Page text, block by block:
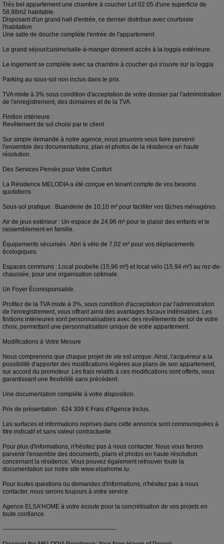
Très bel appartement une chambre à coucher Lot 02.05 d'une superficie de
58,98m2 habitable.
Disposant d'un grand hall d'entrée, ce dernier distribue avec courtoisie
l'habitation.
Une salle de douche complète l'entrée de l'appartement.
Le grand séjour/cuisine/salle-à-manger donnent accès à la loggia extérieure.
Le logement se complète avec sa chambre à coucher qui s'ouvre sur la loggia
Parking au sous-sol non inclus dans le prix.
TVA mixte à 3% sous condition d'acceptation de votre dossier par l'administration
de l'enregistrement, des domaines et de la TVA.
Finition intérieure :
Revêtement de sol choisi par le client
Sur simple demande à notre agence, nous pouvons vous faire parvenir
l'ensemble des documentations, plan et photos de la résidence en haute
résolution.
Des Services Pensés pour Votre Confort
La Résidence MELODIA a été conçue en tenant compte de vos besoins
quotidiens :
Sous-sol pratique : Buanderie de 10,10 m² pour faciliter vos tâches ménagères.
Air de jeux extérieur : Un espace de 24,96 m² pour le plaisir des enfants et le
rassemblement en famille.
Équipements sécurisés : Abri à vélo de 7,02 m² pour vos déplacements
écologiques.
Espaces communs : Local poubelle (15,96 m²) et local vélo (15,94 m²) au rez-de-
chaussée, pour une organisation optimale.
Un Foyer Écoresponsable.
Profitez de la TVA mixte à 3%, sous condition d'acceptation par l'administration
de l'enregistrement, vous offrant ainsi des avantages fiscaux indéniables. Les
finitions intérieures sont personnalisables avec des revêtements de sol de votre
choix, permettant une personnalisation unique de votre appartement.
Modifications à Votre Mesure
Nous comprenons que chaque projet de vie est unique. Ainsi, l'acquéreur a la
possibilité d'apporter des modifications légères aux plans de son appartement,
sur accord du promoteur. Les frais relatifs à ces modifications sont offerts, vous
garantissant une flexibilité sans précédent.
Une documentation complète à votre disposition.
Prix de présentation : 624 309 € Frais d'Agence Inclus.
Les surfaces et informations reprises dans cette annonce sont communiquées à
titre indicatif et sans valeur contractuelle.
Pour plus d'informations, n'hésitez pas à nous contacter. Nous vous ferons
parvenir l'ensemble des documents, plans et photos en haute résolution
concernant la résidence. Vous pouvez également retrouver toute la
documentation sur notre site www.elsahome.lu.
Pour toutes questions ou demandes d'informations, n'hésitez pas à nous
contacter, nous serons toujours à votre service.
Agence ELSA'HOME à votre écoute pour la concrétisation de vos projets en
toute confiance.
---------------------------------------------------------